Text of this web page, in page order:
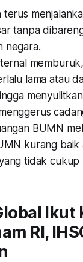
terus
tanpa
negara.
lama atau
BUMN
kurang
tidak cukup
Ikut
RI,